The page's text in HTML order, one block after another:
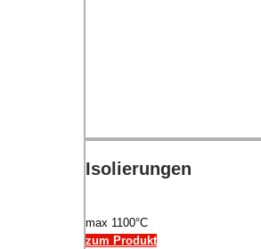
Isolierungen
max 1100°C
zum Produkt